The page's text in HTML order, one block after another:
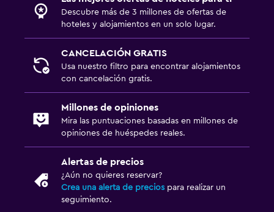
Descubre más de 3 millones de ofertas de
hoteles y alojamientos en un solo lugar.
CANCELACIÓN GRATIS
Usa nuestro filtro para encontrar alojamientos
con cancelación gratis.
Millones de opiniones
Mira las puntuaciones basadas en millones de
opiniones de huéspedes reales.
Alertas de precios
¿Aún no quieres reservar?
Crea una alerta de precios para realizar un
seguimiento.